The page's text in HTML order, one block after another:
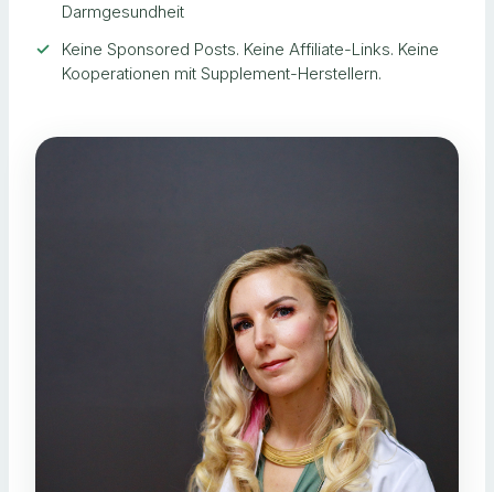
Darmgesundheit
Keine Sponsored Posts. Keine Affiliate-Links. Keine
Kooperationen mit Supplement-Herstellern.